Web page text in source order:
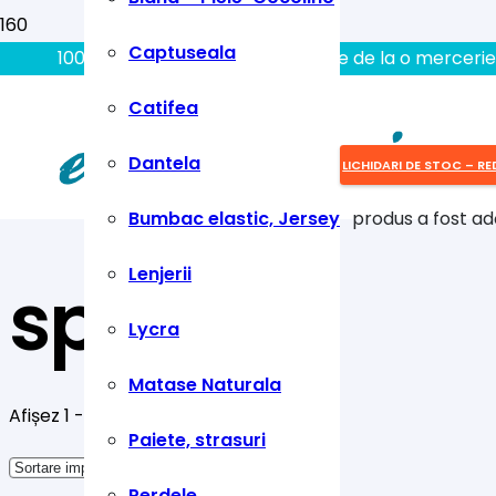
100% aici gasiti tot ce aveti nevoie de la o
Captuseala
Catifea
Dantela
Bumbac elastic, Jersey
Lenjerii
Lycra
Matase Naturala
Paiete, strasuri
LICHIDARI DE STOC –
produsa fost
spandex
Afișez 1 - 10 din 16 rezultate